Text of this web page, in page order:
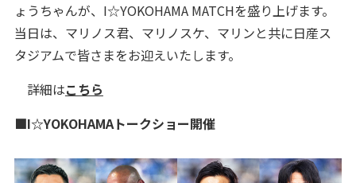
ょうちゃんが、I☆YOKOHAMA MATCHを盛り上げます。
当日は、マリノス君、マリノスケ、マリンと共に日産ス
タジアムで皆さまをお迎えいたします。
詳細はこちら
■I☆YOKOHAMAトークショー開催